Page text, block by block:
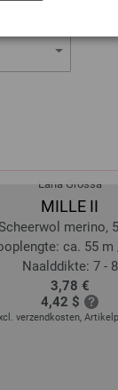
Lana Grossa
MILLE II
merino,
ca. 55 m
Naalddikte: 7 - 8
3,78 €
4,42 $
verzendkosten,